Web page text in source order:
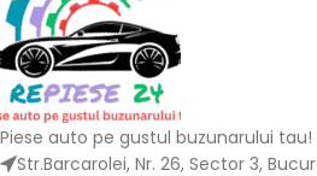
Piese auto pe gustul buzunarului tau!
Str.Barcarolei, Nr. 26, Sector 3,